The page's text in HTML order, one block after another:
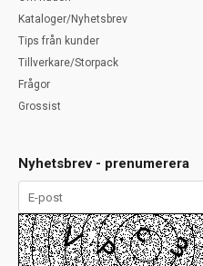
Kataloger/Nyhetsbrev
Tips från kunder
Tillverkare/Storpack
Frågor
Grossist
Nyhetsbrev - prenumerera